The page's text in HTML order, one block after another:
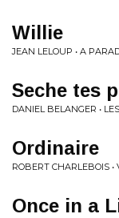
Willie
JEAN LELOUP • A
Seche tes
DANIEL BELANGER •
Ordinaire
ROBERT CHARLEBOIS •
Once in a